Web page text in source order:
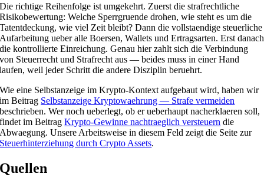
Die richtige Reihenfolge ist umgekehrt. Zuerst die strafrechtliche
Risikobewertung: Welche Sperrgruende drohen, wie steht es um die
Tatentdeckung, wie viel Zeit bleibt? Dann die vollstaendige steuerliche
Aufarbeitung ueber alle Boersen, Wallets und Ertragsarten. Erst danach
die kontrollierte Einreichung. Genau hier zahlt sich die Verbindung
von Steuerrecht und Strafrecht aus — beides muss in einer Hand
laufen, weil jeder Schritt die andere Disziplin beruehrt.
Wie eine Selbstanzeige im Krypto-Kontext aufgebaut wird, haben wir
im Beitrag Selbstanzeige Kryptowaehrung — Strafe vermeiden
beschrieben. Wer noch ueberlegt, ob er ueberhaupt nacherklaeren soll,
findet im BeitragKrypto-Gewinne nachtraeglich versteuern die
Abwaegung. Unsere Arbeitsweise in diesem Feld zeigt die Seite zur
Steuerhinterziehung durch Crypto Assets.
Quellen